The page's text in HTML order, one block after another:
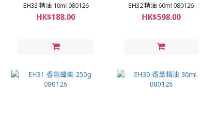
EH33 精油 10ml 080126
HK$188.00
EH32 精油 60ml 080126
HK$598.00